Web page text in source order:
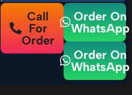
Call
For
Order
Order On
WhatsApp
Order On
WhatsApp